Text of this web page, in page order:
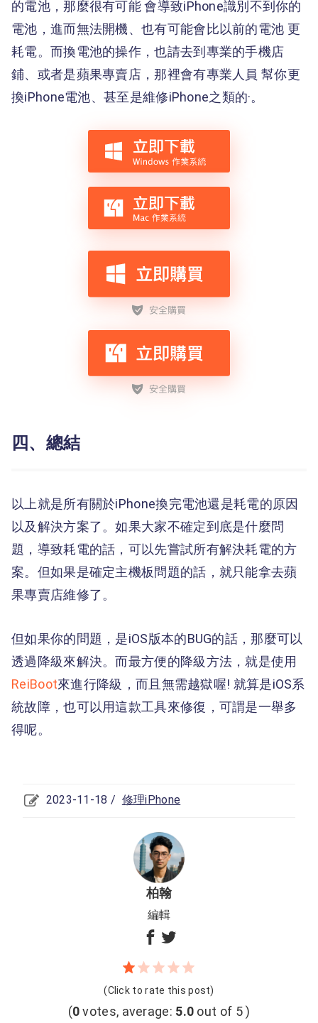
的電池，那麼很有可能 會導致iPhone識別不到你的
電池，進而無法開機、也有可能會比以前的電池 更
耗電。而換電池的操作，也請去到專業的手機店
鋪、或者是蘋果專賣店，那裡會有專業人員 幫你更
換iPhone電池、甚至是維修iPhone之類的·。
四、總結
以上就是所有關於iPhone換完電池還是耗電的原因
以及解決方案了。如果大家不確定到底是什麼問
題，導致耗電的話，可以先嘗試所有解決耗電的方
案。但如果是確定主機板問題的話，就只能拿去蘋
果專賣店維修了。
但如果你的問題，是iOS版本的BUG的話，那麼可以
透過降級來解決。而最方便的降級方法，就是使用
ReiBoot來進行降級，而且無需越獄喔! 就算是iOS系
統故障，也可以用這款工具來修復，可謂是一舉多
得呢。
2023-11-18 / 修理iPhone
柏翰
編輯
(Click to rate this post)
(0votes, average: 5.0 out of 5 )